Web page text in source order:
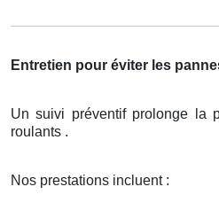
Entretien pour éviter les
Un suivi préventif prolonge la
roulants .
Nos prestations incluent :